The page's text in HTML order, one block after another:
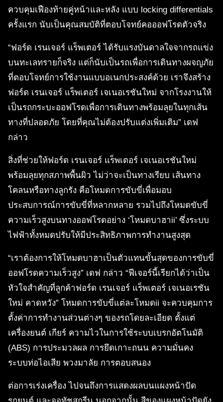
ควบคุมเฟืองท้ายคู่หน้าและหลัง แบบ locking differentials
ครั้งแรก นับเป็นคุณสมบัติที่ตอบโจทย์คอออฟโรดตัวจริง
“ฟอร์ด เรนเจอร์ แร็พเตอร์ ได้รับแรงบันดาลใจจากรถแข่ง
บนทะเลทรายก็จริง แต่ก็นับเป็นรถเพื่อการเดินทางผจญภัย
ที่ตอบโจทย์การใช้งานแบบอเนกประสงค์ด้วย เราจึงสร้าง
ฟอร์ด เรนเจอร์ แร็พเตอร์ เจเนอเรชันใหม่ จากโรงงานให้
เป็นรถกระบะออฟโรดเพื่อการเดินทางพร้อมลุยในทุกเส้น
ทางที่ปลอดภัย โดยที่คุณไม่ต้องปรับแต่งเพิ่มเติม” เดฟ
กล่าว
สิ่งที่ช่วยให้ฟอร์ด เรนเจอร์ แร็พเตอร์ เจเนอเรชันใหม่
พร้อมลุยทุกสภาพพื้นผิว ไม่ว่าจะเป็นทางเรียบ เส้นทาง
โคลนหรือทางลูกรัง คือโหมดการขับขี่เพื่อมอบ
ประสบการณ์การขับขี่ที่หลากหลาย รวมไปถึงโหมดขับขี่
ความเร็วสูงบนทางออฟโรดอย่าง ‘โหมดบาฮาii’ ซึ่งระบบ
ไฟฟ้าทั้งหมดปรับให้มีประสิทธิภาพการทำงานสูงสุด
“เราต้องการให้โหมดบาฮาเป็นตัวแทนขั้นสุดของการขับขี่
ออฟโรดความเร็วสูง” เดฟ กล่าว “ฟีเจอร์นี้เรียกได้ว่าเป็น
หัวใจสำคัญที่ลูกค้าฟอร์ด เรนเจอร์ แร็พเตอร์ เจเนอเรชัน
ใหม่ คาดหวัง” โหมดการขับขี่แต่ละโหมดii จะควบคุมการ
ตั้งค่าการทำงานส่วนต่างๆ ของรถโดยละเอียด ตั้งแต่
เครื่องยนต์ เกียร์ ความไวในการใช้ระบบเบรกอัตโนมัติ
(ABS) การประมวลผล การยึดเกาะถนน ความมั่นคง
ระบบท่อไอเสีย พวงมาลัย การตอบสนอง
ต่อการเร่งเครื่อง ไปจนถึงการแสดงผลบนแผงหน้าปัด